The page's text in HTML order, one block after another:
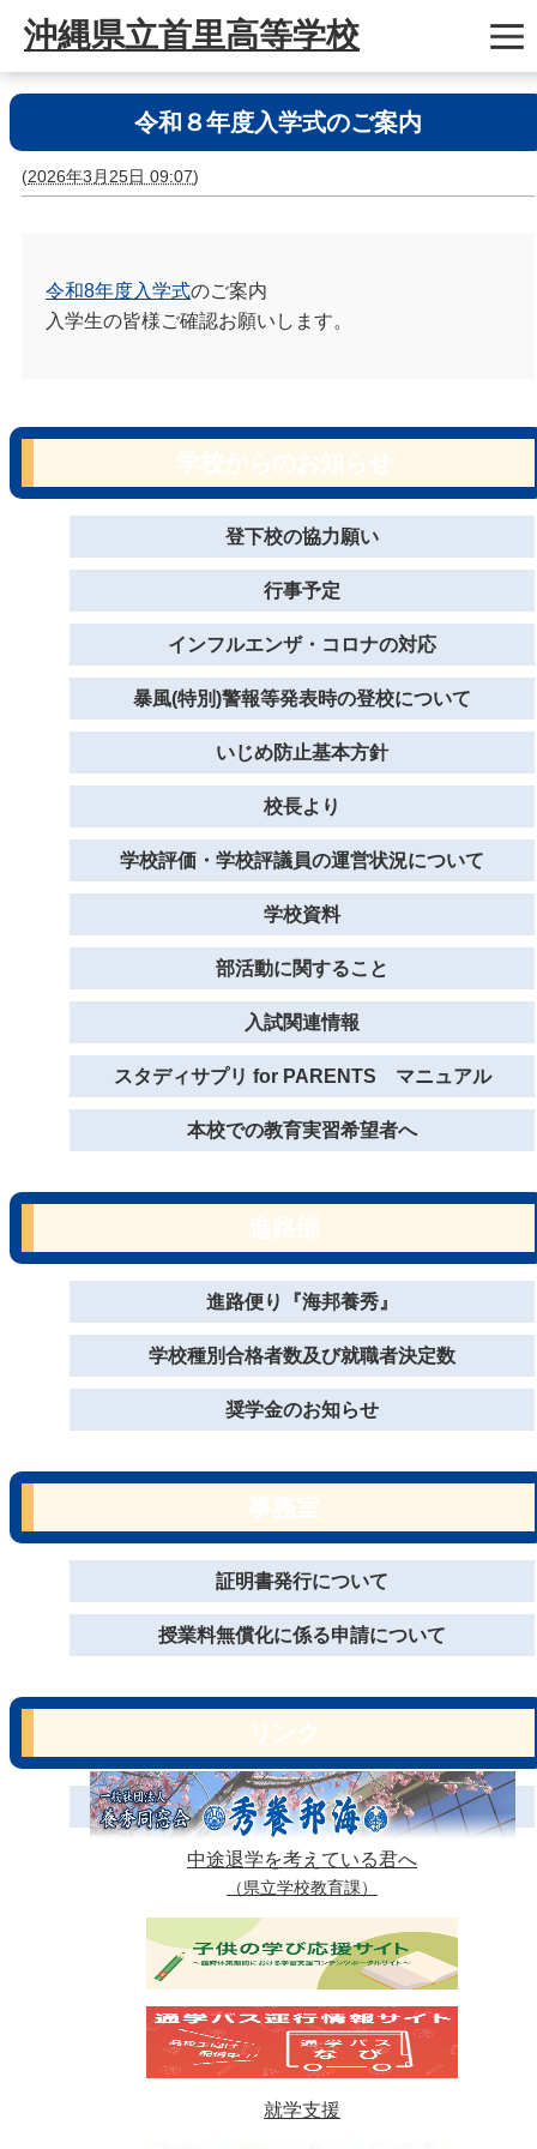
沖縄県立首里高等学校
令和８年度入学式のご案内
(2026年3月25日 09:07)
令和8年度入学式のご案内
入学生の皆様ご確認お願いします。
登下校の協力願い
行事予定
インフルエンザ・コロナの対応
暴風(特別)警報等発表時の登校について
いじめ防止基本方針
校長より
学校評価・学校評議員の運営状況について
学校資料
部活動に関すること
入試関連情報
スタディサプリ for PARENTS マニュアル
本校での教育実習希望者へ
進路便り『海邦養秀』
学校種別合格者数及び就職者決定数
奨学金のお知らせ
証明書発行について
授業料無償化に係る申請について
中途退学を考えている君へ
（県立学校教育課）
就学支援